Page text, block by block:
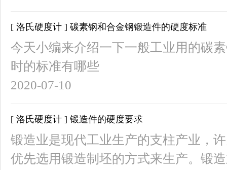
[ 洛氏硬度计 ] 碳素钢和合金钢锻造件的硬度标准
今天小编来介绍一下一般工业用的碳
时的标准有哪些
2020-07-10
[ 洛氏硬度计 ] 锻造件的硬度要求
锻造业是现代工业生产的支柱产业，
优先选用锻造制坯的方式来生产。锻